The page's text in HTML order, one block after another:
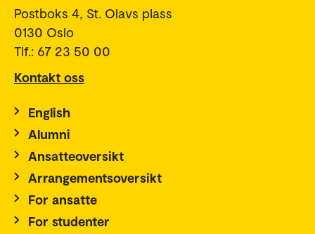
Postboks 4, St. Olavs plass
0130 Oslo
Tlf.: 67 23 50 00
Kontakt oss
English
Alumni
Ansatteoversikt
Arrangementsoversikt
For ansatte
For studenter